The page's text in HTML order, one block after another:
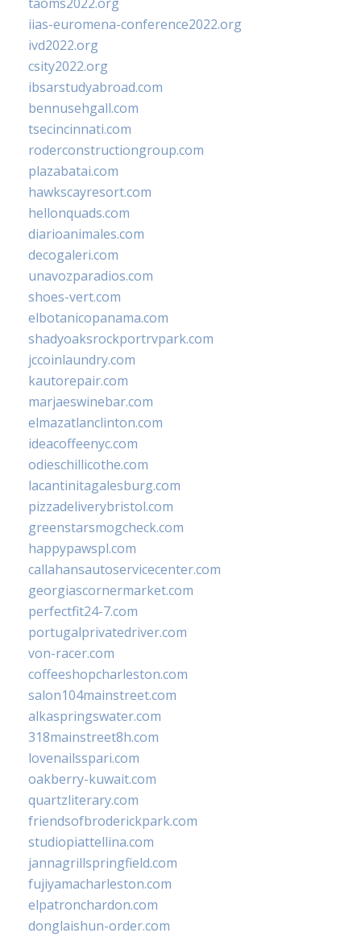
iias-euromena-conference2022.org
ivd2022.org
csity2022.org
ibsarstudyabroad.com
bennusehgall.com
tsecincinnati.com
roderconstructiongroup.com
plazabatai.com
hawkscayresort.com
hellonquads.com
diarioanimales.com
decogaleri.com
unavozparadios.com
shoes-vert.com
elbotanicopanama.com
shadyoaksrockportrvpark.com
jccoinlaundry.com
kautorepair.com
marjaeswinebar.com
elmazatlanclinton.com
ideacoffeenyc.com
odieschillicothe.com
lacantinitagalesburg.com
pizzadeliverybristol.com
greenstarsmogcheck.com
happypawspl.com
callahansautoservicecenter.com
georgiascornermarket.com
perfectfit24-7.com
portugalprivatedriver.com
von-racer.com
coffeeshopcharleston.com
salon104mainstreet.com
alkaspringswater.com
318mainstreet8h.com
lovenailsspari.com
oakberry-kuwait.com
quartzliterary.com
friendsofbroderickpark.com
studiopiattellina.com
jannagrillspringfield.com
fujiyamacharleston.com
elpatronchardon.com
donglaishun-order.com